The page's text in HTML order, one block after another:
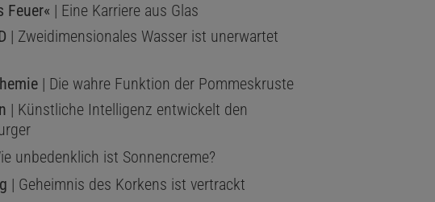
Feuer« | Eine Karriere aus Glas
| Zweidimensionales Wasser ist unerwartet
| Die wahre Funktion der Pommeskruste
| Künstliche Intelligenz entwickelt den
unbedenklich ist Sonnencreme?
| Geheimnis des Korkens ist vertrackt